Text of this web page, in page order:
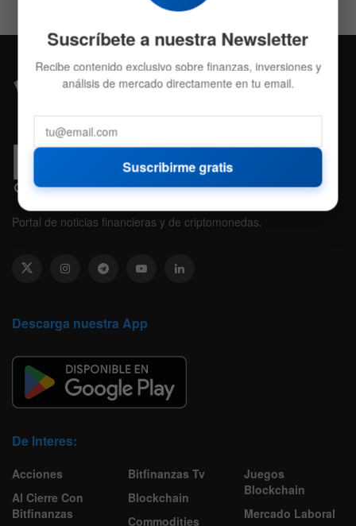
Portal de noticias financieras y de criptomonedas.
Descarga nuestra App
De Interes:
Acciones
Al Cierre Con
Bitfinanzas
Bitfinanzas Tv
Blockchain
Commodities
Juegos
Blockchain
Mercado Laboral
Suscríbete a nuestra Newsletter
Recibe contenido exclusivo sobre finanzas, inversiones y
análisis de mercado directamente en tu email.
Suscribirme gratis